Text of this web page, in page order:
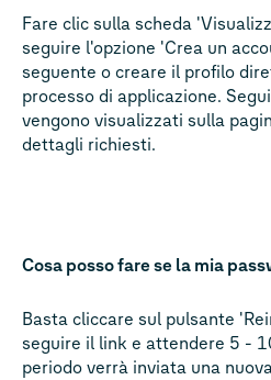
Fare clic sulla scheda
seguire l'opzione 'Crea un
seguente o creare il profilo
processo di applicazione.
vengono visualizzati sulla
dettagli richiesti.
Cosa posso fare se la mia
Basta cliccare sul pulsante
seguire il link e attendere 5 -
periodo verrà inviata una